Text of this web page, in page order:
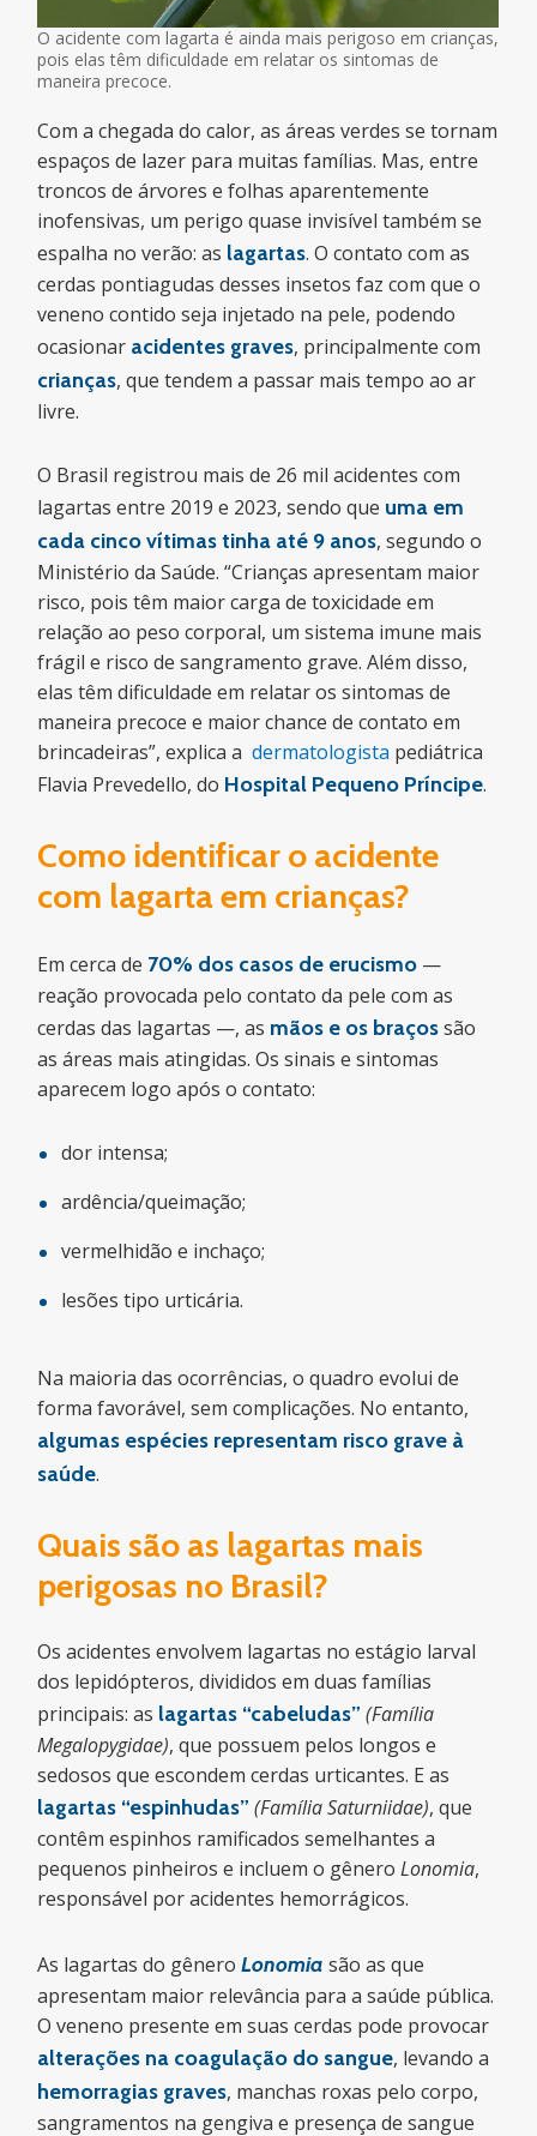
O acidente com lagarta é ainda mais perigoso em crianças,
pois elas têm dificuldade em relatar os sintomas de
maneira precoce.
Com a chegada do calor, as áreas verdes se tornam
espaços de lazer para muitas famílias. Mas, entre
troncos de árvores e folhas aparentemente
inofensivas, um perigo quase invisível também se
espalha no verão: as lagartas. O contato com as
cerdas pontiagudas desses insetos faz com que o
veneno contido seja injetado na pele, podendo
ocasionar acidentes graves, principalmente com
crianças, que tendem a passar mais tempo ao ar
livre.
O Brasil registrou mais de 26 mil acidentes com
lagartas entre 2019 e 2023, sendo que uma em
cada cinco vítimas tinha até 9 anos, segundo o
Ministério da Saúde. “Crianças apresentam maior
risco, pois têm maior carga de toxicidade em
relação ao peso corporal, um sistema imune mais
frágil e risco de sangramento grave. Além disso,
elas têm dificuldade em relatar os sintomas de
maneira precoce e maior chance de contato em
brincadeiras”, explica adermatologista pediátrica
Flavia Prevedello, do Hospital Pequeno Príncipe.
Como identificar o acidente
com lagarta em crianças?
Em cerca de 70% dos casos de erucismo —
reação provocada pelo contato da pele com as
cerdas das lagartas —, as mãos e os braçossão
as áreas mais atingidas. Os sinais e sintomas
aparecem logo após o contato:
dor intensa;
ardência/queimação;
vermelhidão e inchaço;
lesões tipo urticária.
Na maioria das ocorrências, o quadro evolui de
forma favorável, sem complicações. No entanto,
algumas espécies representam risco grave à
saúde.
Quais são as lagartas mais
perigosas no Brasil?
Os acidentes envolvem lagartas no estágio larval
dos lepidópteros, divididos em duas famílias
principais: as lagartas “cabeludas” (Família
Megalopygidae), que possuem pelos longos e
sedosos que escondem cerdas urticantes. E as
lagartas “espinhudas” (Família Saturniidae), que
contêm espinhos ramificados semelhantes a
pequenos pinheiros e incluem o gêneroLonomia,
responsável por acidentes hemorrágicos.
As lagartas do gêneroLonomia são as que
apresentam maior relevância para a saúde pública.
O veneno presente em suas cerdas pode provocar
alterações na coagulação do sangue, levando a
hemorragias graves, manchas roxas pelo corpo,
sangramentos na gengiva e presença de sangue